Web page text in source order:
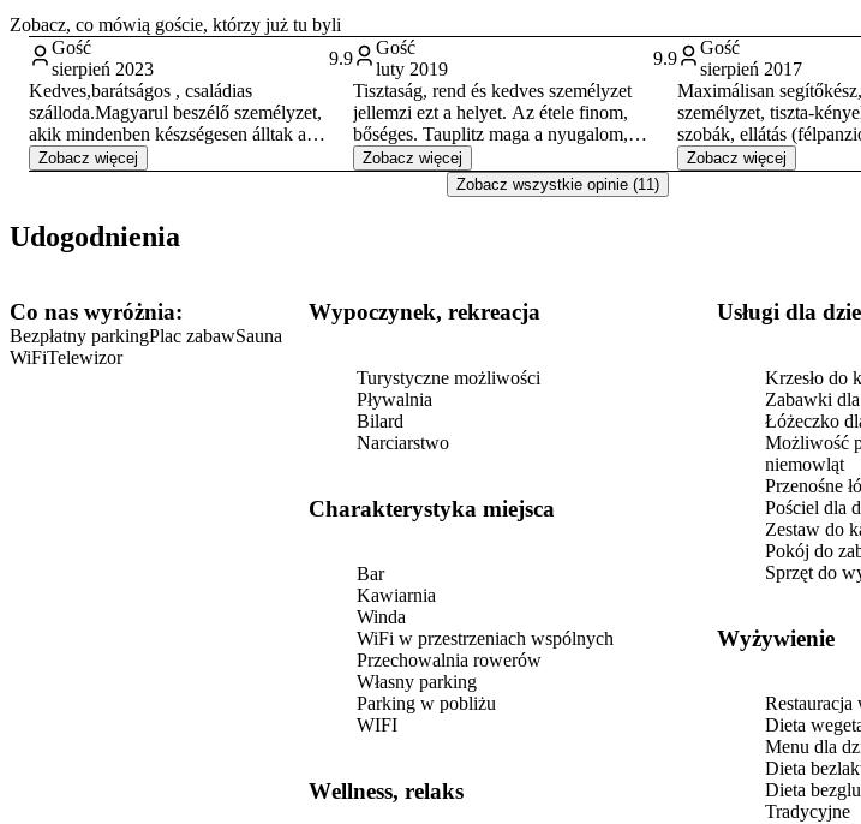
Zobacz, co mówią goście, którzy już tu byli
Gość
sierpień 2023
9.9
Kedves,barátságos , családias
szálloda.Magyarul beszélő személyzet,
akik mindenben készségesen álltak a
rendelkezésünkre.Nagyon jó árak, és
ellátás.Csodálatos környezet, sok
Zobacz więcej
Gość
luty 2019
9.9
Tisztaság, rend és kedves személyzet
jellemzi ezt a helyet. Az étele finom,
bőséges. Tauplitz maga a nyugalom,
kitűnő családi síelés, kirándulás volt.
Zobacz więcej
Gość
sierpień 2017
Maximálisan
személyzet, tiszta-
szobák, ellátás
bőséges. Magyar
Zobacz więcej
Zobacz wszystkie opinie (11)
Udogodnienia
Co nas wyróżnia:
Bezpłatny parkingPlac zabawSauna
WiFiTelewizor
Wypoczynek, rekreacja
Turystyczne możliwości
Pływalnia
Bilard
Narciarstwo
Charakterystyka miejsca
Bar
Kawiarnia
Winda
WiFi w przestrzeniach wspólnych
Przechowalnia rowerów
Własny parking
Parking w pobliżu
WIFI
Wellness, relaks
usługi dla
Krzesło do
Zabawki
Łóżeczko
Możliwość
niemowląt
Przenośne
Pościel dla
Zestaw do
Pokój do
Sprzęt do
Wyżywienie
Restauracja
Dieta
Menu dla
Dieta
Dieta
Tradycyjne